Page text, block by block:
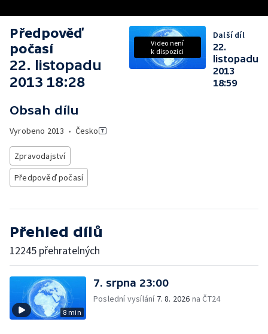
Předpověď
počasí
22. listopadu
2013 18:28
Obsah dílu
Vyrobeno 2013 • Česko
Zpravodajství
Předpověď počasí
Video není
k dispozici
Další díl
22.
listopadu
2013
18:59
Přehled dílů
12245 přehratelných
8 min
7. srpna 23:00
Poslední vysílání 7. 8. 2026 na ČT24